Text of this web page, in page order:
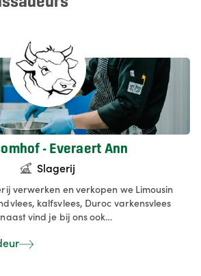
- Everaert Ann
Slagerij
verwerken en verkopen we Limousin
kalfsvlees, Duroc varkensvlees
vind je bij ons ook
produceren. Naast ons werk in de